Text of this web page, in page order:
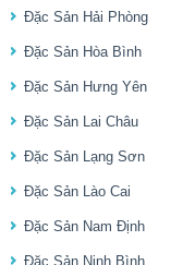
Đặc Sản Hải Phòng
Đặc Sản Hòa Bình
Đặc Sản Hưng Yên
Đặc Sản Lai Châu
Đặc Sản Lạng Sơn
Đặc Sản Lào Cai
Đặc Sản Nam Định
Đặc Sản Ninh Bình